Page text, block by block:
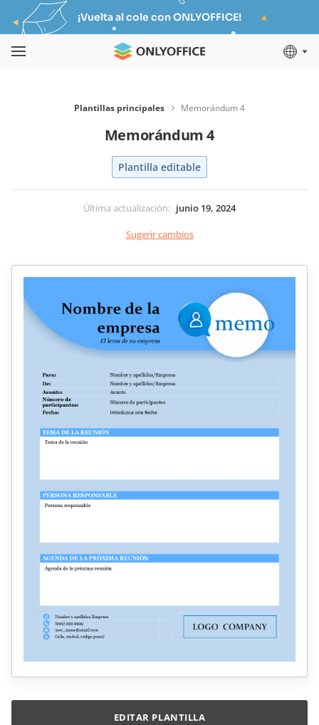
¡Vuelta al cole con ONLYOFFICE!
Plantillas principales Memorándum 4
Memorándum 4
Plantilla editable
Última actualización: junio 19, 2024
Sugerir cambios
EDITAR PLANTILLA